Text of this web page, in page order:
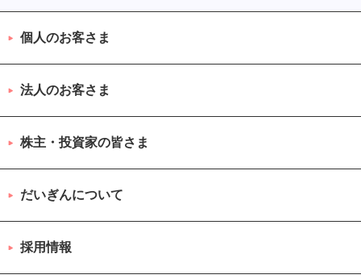
個人のお客さま
法人のお客さま
株主・投資家の皆さま
だいぎんについて
採用情報